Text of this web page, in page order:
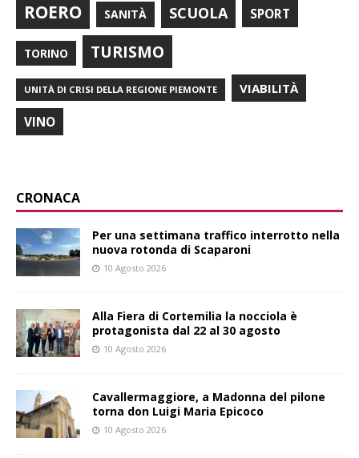
ROERO SANITÀ SCUOLA SPORT
TORINO TURISMO
UNITÀ DI CRISI DELLA REGIONE PIEMONTE VIABILITÀ
VINO
CRONACA
Per una settimana traffico interrotto nella
nuova rotonda di Scaparoni
10 Agosto 2026
Alla Fiera di Cortemilia la nocciola è
protagonista dal 22 al 30 agosto
10 Agosto 2026
Cavallermaggiore, a Madonna del pilone
torna don Luigi Maria Epicoco
10 Agosto 2026